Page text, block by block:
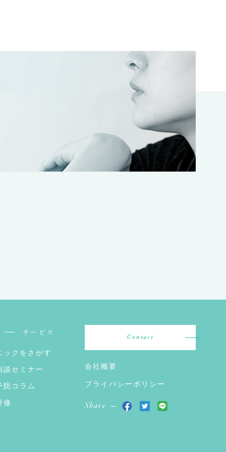
サービス
ックをさがす
談セミナー
防コラム
修
Contact
会社概要
プライバシーポリシー
Share